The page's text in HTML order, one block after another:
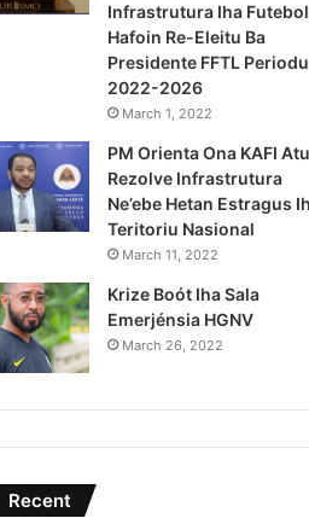
Lei
Kaptura Autór
Infrastrutura Iha Futebol
Hafoin Re-Eleitu Ba
Presidente FFTL Periodu
2022-2026
March 1, 2022
PM Orienta Ona KAFI Atu
Rezolve Infrastrutura
Ne’ebe Hetan Estragus
Teritoriu Nasional
March 11, 2022
Krize Boót Iha Sala
Emerjénsia HGNV
March 26, 2022
Recent